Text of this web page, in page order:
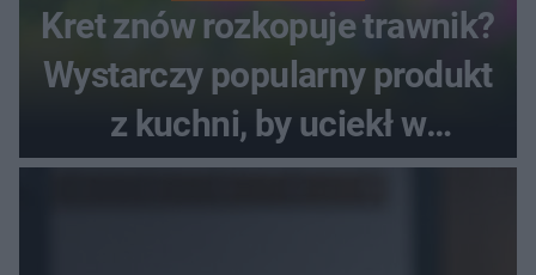
Kret znów rozkopuje trawnik?
Wystarczy popularny produkt
z kuchni, by uciekł w
popłochu